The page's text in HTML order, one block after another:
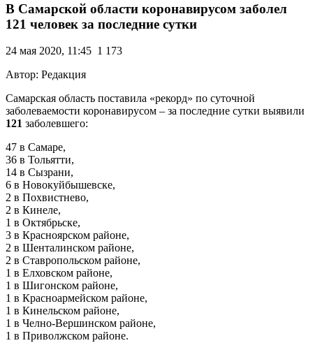
В Самарской области коронавирусом заболел
121 человек за последние сутки
24 мая 2020, 11:45 1 173
Автор: Редакция
Самарская область поставила «рекорд» по суточной
заболеваемости коронавирусом – за последние сутки выявили
121 заболевшего:
47 в Самаре,
36 в Тольятти,
14 в Сызрани,
6 в Новокуйбышевске,
2 в Похвистнево,
2 в Кинеле,
​1 в Октябрьске,
3 в Красноярском районе,
2 в Шенталинском районе,
2 в Ставропольском районе,
1 в Елховском районе,
1 в Шигонском районе,
1 в Красноармейском​ районе,
1 в Кинельском районе,
1 в Челно-Вершинском районе,
1 в Приволжском районе.